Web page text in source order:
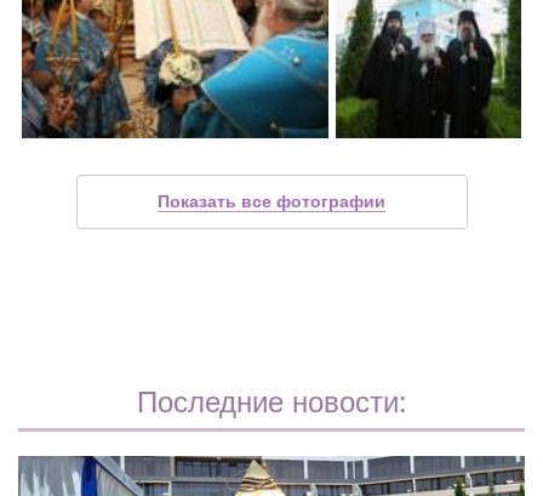
Показать все фотографии
Последние новости: